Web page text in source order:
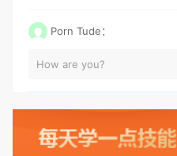
Porn Tude：
How are you?